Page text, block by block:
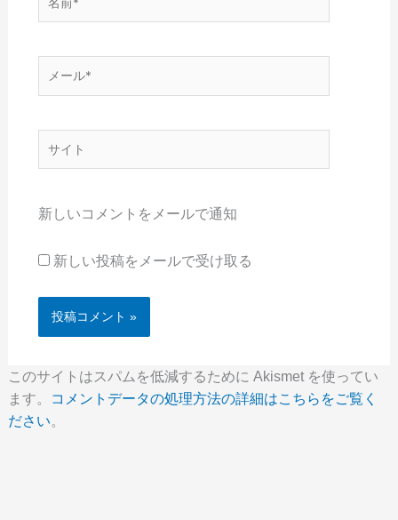
*
新しいコメントをメールで通知
新しい投稿をメールで受け取る
このサイトはスパムを低減するために Akismet を使ってい
ます。
コメントデータの処理方法の詳細はこちらをご覧く
ださい。